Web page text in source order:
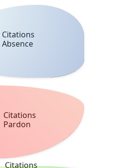
Citations
Absence
Citations
Pardon
Citations